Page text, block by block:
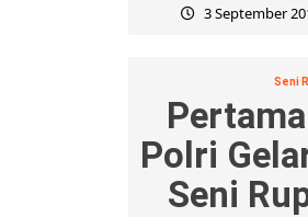
3 September
Seni
Polri
Seni